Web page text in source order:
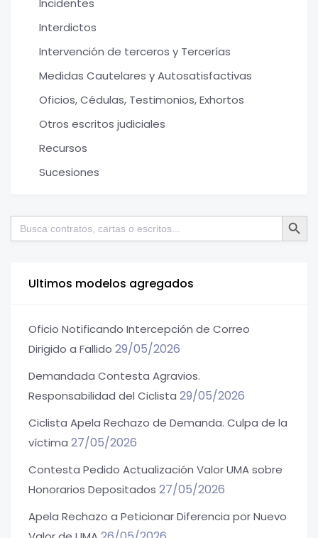
Incidentes
Interdictos
Intervención de terceros y Tercerías
Medidas Cautelares y Autosatisfactivas
Oficios, Cédulas, Testimonios, Exhortos
Otros escritos judiciales
Recursos
Sucesiones
Buscar: Botón de
Ultimos modelos agregados
Oficio Notificando Intercepción de Correo
Dirigido a Fallido 29/05/2026
Demandada Contesta Agravios.
Responsabilidad del Ciclista 29/05/2026
Ciclista Apela Rechazo de Demanda. Culpa de la
víctima 27/05/2026
Contesta Pedido Actualización Valor UMA sobre
Honorarios Depositados 27/05/2026
Apela Rechazo a Peticionar Diferencia por Nuevo